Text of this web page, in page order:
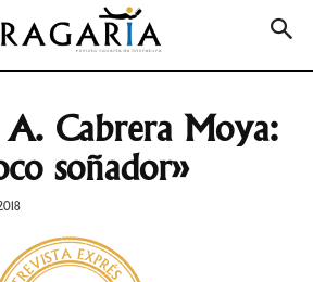
Cabrera Moya:
soñador»